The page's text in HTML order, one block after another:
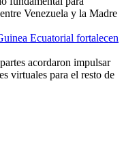
Venezuela y la Madre
Ecuatorial fortalecen
acordaron impulsar
virtuales para el resto de